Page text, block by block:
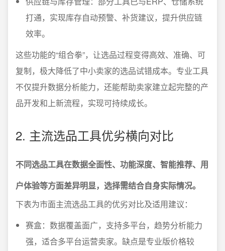
打通，实现库存自动预警、补货建议，提升供应链
效率。
这些功能的“组合拳”，让选品过程变得高效、准确、可
复制，极大降低了中小卖家的选品试错成本。专业工具
不仅提升数据分析能力，还能帮助卖家建立起完整的产
品开发和上新流程，实现可持续成长。
2. 主流选品工具优劣横向对比
不同选品工具在数据全面性、功能深度、智能推荐、用
户体验等方面差异明显，选择需结合自身实际情况。
下表为市面主流选品工具的优劣对比及适用建议：
赛盒：数据覆盖面广，支持多平台，趋势分析能力
强，适合多平台运营卖家。缺点是专业版价格较